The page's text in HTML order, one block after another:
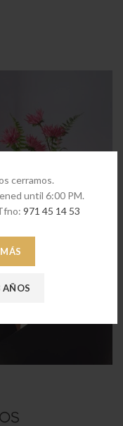
cerramos.
until 6:00 PM.
971 45 14 53
AÑOS